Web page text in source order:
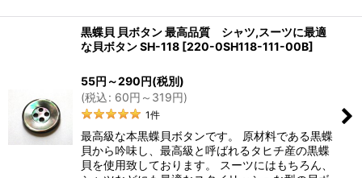
黒蝶貝 貝ボタン 最高品質 シャツ,スーツに最適
な貝ボタン SH-118 [220-0SH118-111-00B]
55円 ～290円(税別)
(税込: 60円 ～319円)
1件
最高級な本黒蝶貝ボタンです。 原材料である黒蝶
貝から吟味し、最高級と呼ばれるタヒチ産の黒蝶
貝を使用致しております。 スーツにはもちろん、